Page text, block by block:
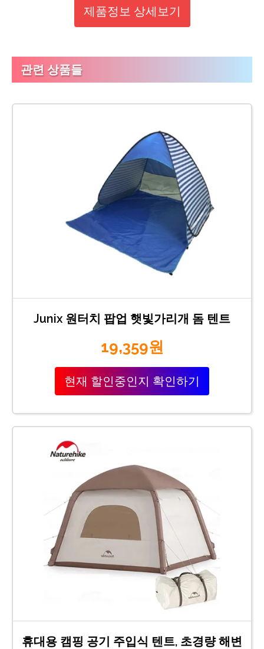
제품정보 상세보기
관련 상품들
Junix 원터치 팝업 햇빛가리개 돔 텐트
19,359원
현재 할인중인지 확인하기
휴대용 캠핑 공기 주입식 텐트, 초경량 해변